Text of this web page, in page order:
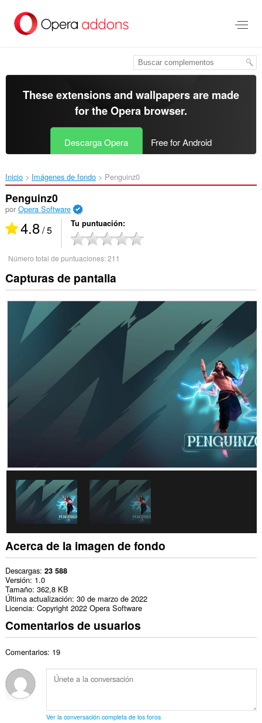
contenido
These extensions and wallpapers are made
for theOpera browser.
Descarga Opera Free for Android
Inicio Imágenes de fondo Penguinz0‎
Penguinz0
por Opera Software
4.8/ 5 Tu puntuación
Número total de puntuaciones:211
Capturas de pantalla
Acerca de la imagen de fondo
Descargas 23 588
Versión 1.0
Tamaño 362,8 KB
Última actualización 30 de marzo de 2022
Licencia Copyright 2022 Opera Software
Comentarios de usuarios
Comentarios: 19
Ver la conversación completa de los foros